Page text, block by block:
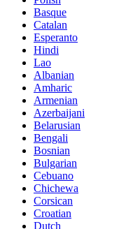
Basque
Catalan
Esperanto
Hindi
Lao
Albanian
Amharic
Armenian
Azerbaijani
Belarusian
Bengali
Bosnian
Bulgarian
Cebuano
Chichewa
Corsican
Croatian
Dutch